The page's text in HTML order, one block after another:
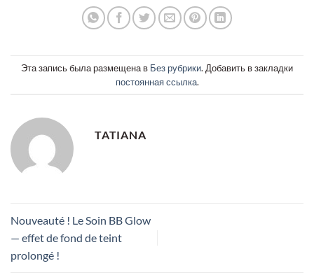
Эта запись была размещена в Без рубрики. Добавить в закладки
постоянная ссылка.
TATIANA
Nouveauté ! Le Soin BB Glow
— effet de fond de teint
prolongé !